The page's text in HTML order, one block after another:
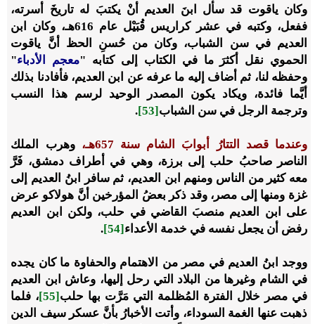
وكان ياقوت قد سأل ابنَ العديم أنْ يكتبَ له تاريخَ أسرته،
ففعل، وكتبه في عشر كراريس قُبَيْل عام 616هـ، وكان ابن
العديم في سن الشباب، وكان من حُسنِ الحظ أنَّ ياقوت
الحموي نقل أكثرَ ما في الكتاب إلى كتابه "معجم الأدباء"
وحفظه لنا، ثم أضاف إليه ما عرفه عن ابن العديم، فأفادنا بذلك
أيَّما فائدة، ويكاد يكون المصدر الوحيد لرسم هذا النسب
وترجمة الرجل في سن الشباب [53]
.
وعندما قصد التتارُ أبوابَ الشام سنة 657هـ،
وهرب الملك
الناصر صاحبُ حلب إلى برزة، وهي في أطراف دمشق، فَرَّ
معه كثير من الناس ومنهم ابن العديم، ثم سافر ابنُ العديم إلى
غزة ومنها إلى مصر، وقد ذكر بعضُ المؤرخين أنَّ هولاكو عرض
على ابن العديم منصبَ القاضي في حلب، ولكن ابن العديم
رفض أن يجعل نفسه في خدمة الأعداء [54]
.
ووجد ابنُ العديم في مصر من الاهتمام والحفاوة ما كان يجده
في الشام وغيرها من البلاد التي رحل إليها، وعاش ابن العديم
في مصر خلال الفترة المُظلمة التي مَرَّت بها حلب [55]
، فلما
ذهبت عنها الغمة السوداء، وأتت الأخبارُ بأنَّ عسكر سيف الدين